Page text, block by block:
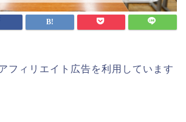
フィリエイト広告を利用しています